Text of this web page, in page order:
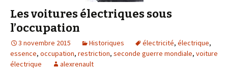
Les voitures électriques sous
l’occupation
3 novembre 2015 Historiques électricité, électrique,
essence, occupation, restriction, seconde guerre mondiale, voiture
électrique
alexrenault